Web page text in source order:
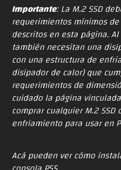
Importante: La M.2 SSD
requerimientos mínimos
descritosen esta página.
también necesitan una
con una estructura de
disipador de calor) que
requerimientos de
cuidado la página
comprar cualquier M.2
enfriamiento para usar en
Acá pueden ver cómo